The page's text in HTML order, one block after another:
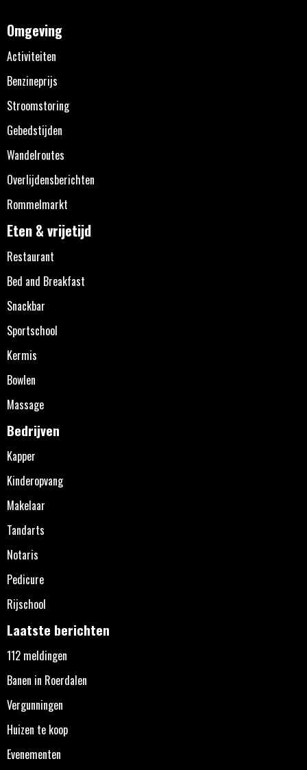
Omgeving
Activiteiten
Benzineprijs
Stroomstoring
Gebedstijden
Wandelroutes
Overlijdensberichten
Rommelmarkt
Eten & vrijetijd
Restaurant
Bed and Breakfast
Snackbar
Sportschool
Kermis
Bowlen
Massage
Bedrijven
Kapper
Kinderopvang
Makelaar
Tandarts
Notaris
Pedicure
Rijschool
Laatste berichten
112 meldingen
Banen in Roerdalen
Vergunningen
Huizen te koop
Evenementen